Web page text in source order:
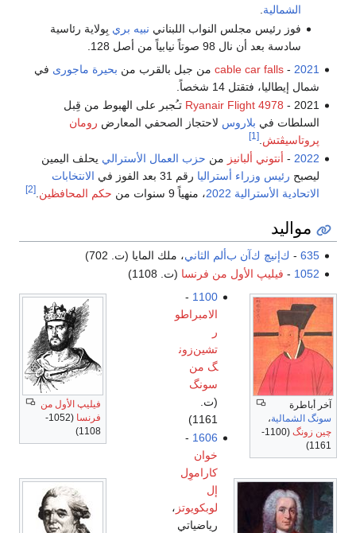
الشمالية
فوز رئيس مجلس النواب اللبناني نبيه بري بِولاية رئاسية
سادسة بعد أن نال 98 صوتاً نيابياً من أصل 128.
2021
-
cable car falls من جبل بالقرب من بحيرة ماجورى في
شمال إيطاليا، فتقتل 14 شخصاً.
2021 -
Ryanair Flight 4978 تـُجبر على الهبوط من قِبل
السلطات في بلاروس لاحتجاز الصحفي المعارض رومان
پروتاسيڤتش .
[1]
2022
- أنتوني ألبانيز من حزب العمال الأسترالي يحلف اليمين
ليصبح رئيس وزراء أستراليا رقم 31 بعد الفوز في
الانتخابات
الاتحادية الأسترالية 2022
، منهياً 9 سنوات من حكم المحافظين.
[2]
مواليد
635
- ك‌إنيچ ك‌آن ب‌ألم الثاني، ملك المايا (ت. 702)
1052
- فيليپ الأول من فرنسا (ت. 1108)
آخر أباطرة
سونگ الشمالية،
چين زونگ
(1100-
1161)
فيليپ الأول من
فرنسا
(1052-
1108)
1100
-
الامبراطو
ر
تشين‌زون
گ من
سونگ
(ت.
1161)
1606
-
خوان
كاراموِل
إل
لوبكويوتز ،
رياضياتي